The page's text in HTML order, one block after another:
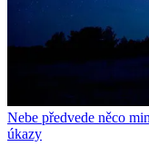
Nebe předvede něco
úkazy